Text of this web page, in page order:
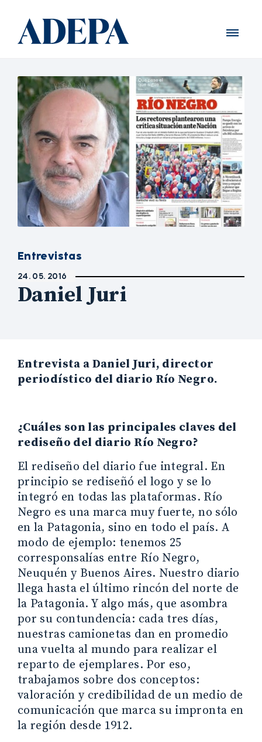
Entrevistas
24. 05. 2016
Daniel Juri
Entrevista a Daniel Juri, director
periodístico del diario Río Negro.
¿Cuáles son las principales claves del
rediseño del diario Río Negro?
El rediseño del diario fue integral. En
principio se rediseñó el logo y se lo
integró en todas las plataformas. Río
Negro es una marca muy fuerte, no sólo
en la Patagonia, sino en todo el país. A
modo de ejemplo: tenemos 25
corresponsalías entre Río Negro,
Neuquén y Buenos Aires. Nuestro diario
llega hasta el último rincón del norte de
la Patagonia. Y algo más, que asombra
por su contundencia: cada tres días,
nuestras camionetas dan en promedio
una vuelta al mundo para realizar el
reparto de ejemplares. Por eso,
trabajamos sobre dos conceptos:
valoración y credibilidad de un medio de
comunicación que marca su impronta en
la región desde 1912.